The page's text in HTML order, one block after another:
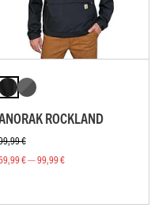
ROCKLAND
€
€ — 99,99 €